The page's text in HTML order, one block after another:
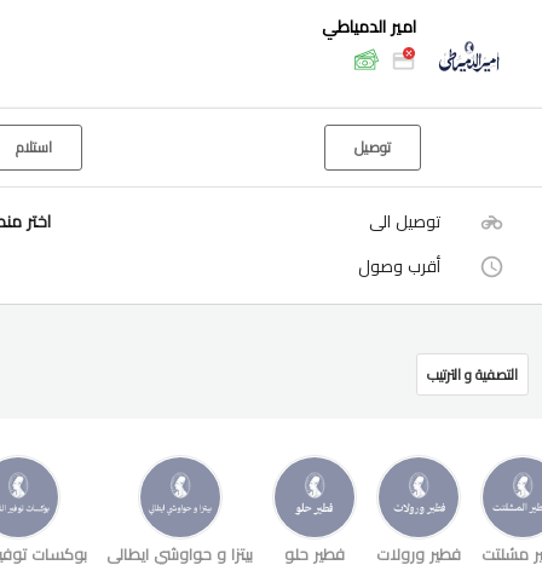
امير الدمياطي
توصيل استلام
توصيل الى اختر
أقرب وصول
التصفية و الترتيب
مشلتت فطير ورولات فطير حلو بيتزا و حواوشي ايطالي بوكسات